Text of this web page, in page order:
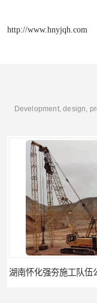
http://www.hnyjqh.com
Development, design,